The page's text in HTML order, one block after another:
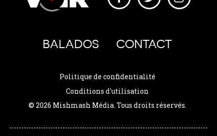
BALADOS CONTACT
Politique de confidentialité
Conditions d'utilisation
© 2026 Mishmash Média. Tous droits réservés.